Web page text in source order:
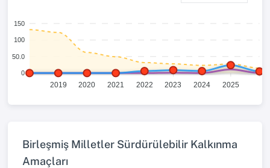
150
100
50.0
0
2019 2020 2021 2022 2023 2024 2025
Birleşmiş Milletler Sürdürülebilir Kalkınma
Amaçları